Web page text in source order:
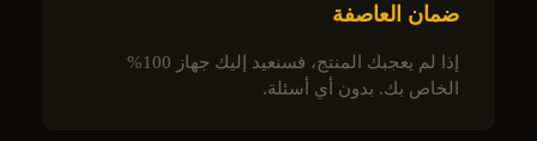
ضمان العاصفة
إذا لم يعجبك المنتج، فسنعيد إليك جهاز 100%
الخاص بك. بدون أي أسئلة.